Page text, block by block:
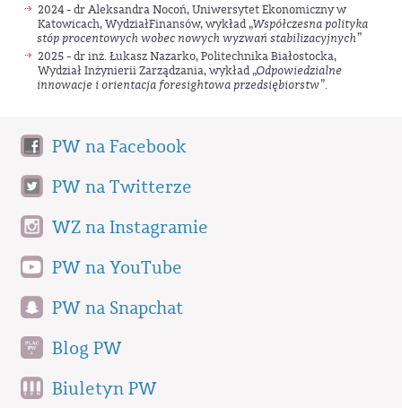
2024 - dr Aleksandra Nocoń, Uniwersytet Ekonomiczny w
Katowicach, WydziałFinansów, wykład „Współczesna polityka
stóp procentowych wobec nowych wyzwań stabilizacyjnych”
2025 - dr inż. Łukasz Nazarko, Politechnika Białostocka,
Wydział Inżynierii Zarządzania, wykład „Odpowiedzialne
innowacje i orientacja foresightowa przedsiębiorstw”.
PW na Facebook
PW na Twitterze
WZ na Instagramie
PW na YouTube
PW na Snapchat
Blog PW
Biuletyn PW